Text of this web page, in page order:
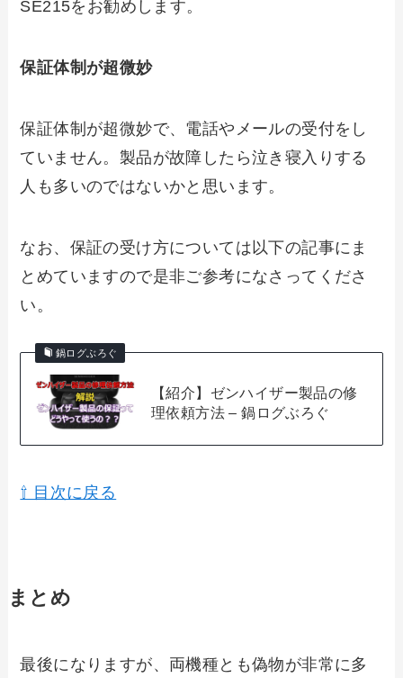
SE215をお勧めします。
保証体制が超微妙
保証体制が超微妙で、電話やメールの受付をし
ていません。製品が故障したら泣き寝入りする
人も多いのではないかと思います。
なお、保証の受け方については以下の記事にま
とめていますので是非ご参考になさってくださ
い。
鍋ログぶろぐ
【紹介】ゼンハイザー製品の修
理依頼方法 – 鍋ログぶろぐ
⇧ 目次に戻る
まとめ
最後になりますが、 両機種とも偽物が非常に多